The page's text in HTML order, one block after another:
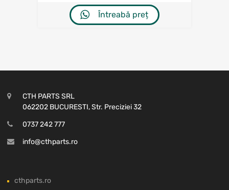
Întreabă preț
CTH PARTS SRL
062202 BUCURESTI, Str. Preciziei 32
0737 242 777
info@cthparts.ro
cthparts.ro